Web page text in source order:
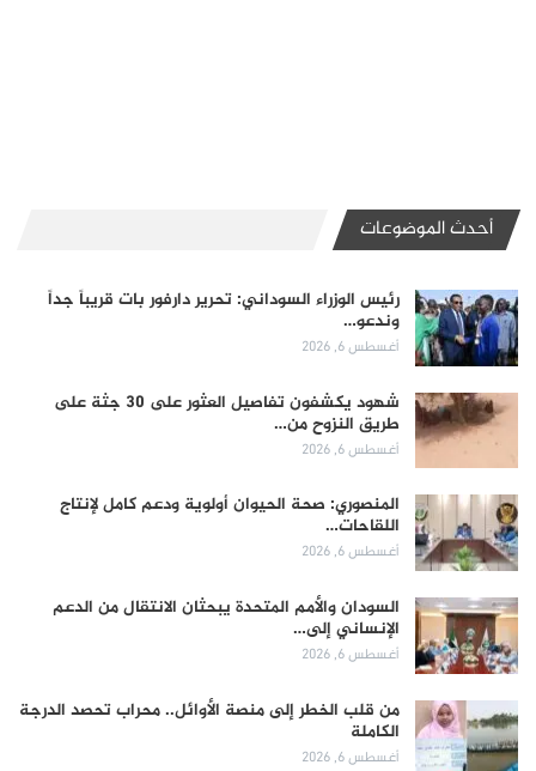
أحدث الموضوعات
رئيس الوزراء السوداني: تحرير دارفور بات قريباً جداً
وندعو…
أغسطس 6, 2026
شهود يكشفون تفاصيل العثور على 30 جثة على
طريق النزوح من…
أغسطس 6, 2026
المنصوري: صحة الحيوان أولوية ودعم كامل لإنتاج
اللقاحات…
أغسطس 6, 2026
السودان والأمم المتحدة يبحثان الانتقال من الدعم
الإنساني إلى…
أغسطس 6, 2026
من قلب الخطر إلى منصة الأوائل.. محراب تحصد الدرجة
الكاملة
أغسطس 6, 2026